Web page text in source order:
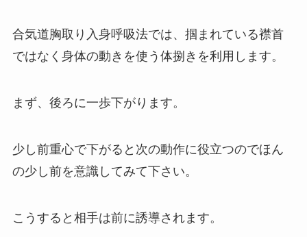
合気道胸取り入身呼吸法では、掴まれている襟首
ではなく身体の動きを使う体捌きを利用します。
まず、後ろに一歩下がります。
少し前重心で下がると次の動作に役立つのでほん
の少し前を意識してみて下さい。
こうすると相手は前に誘導されます。